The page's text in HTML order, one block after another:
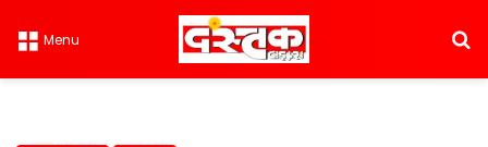
Menu